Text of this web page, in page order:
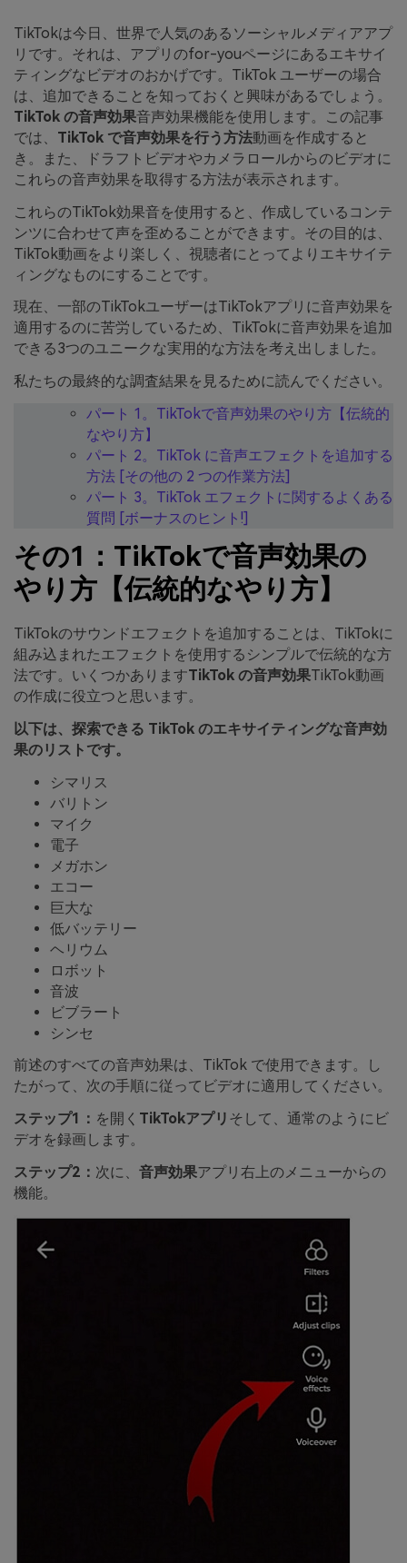
TikTokは今日、世界で人気のあるソーシャルメディアアプ
リです。それは、アプリのfor-youページにあるエキサイ
ティングなビデオのおかげです。TikTok ユーザーの場合
は、追加できることを知っておくと興味があるでしょう。
TikTok の音声効果音声効果機能を使用します。この記事
では、 TikTok で音声効果を行う方法動画を作成すると
き。また、ドラフトビデオやカメラロールからのビデオに
これらの音声効果を取得する方法が表示されます。
これらのTikTok効果音を使用すると、作成しているコンテ
ンツに合わせて声を歪めることができます。その目的は、
TikTok動画をより楽しく、視聴者にとってよりエキサイテ
ィングなものにすることです。
現在、一部のTikTokユーザーはTikTokアプリに音声効果を
適用するのに苦労しているため、TikTokに音声効果を追加
できる3つのユニークな実用的な方法を考え出しました。
私たちの最終的な調査結果を見るために読んでください。
パート 1。TikTokで音声効果のやり方【伝統的
なやり方】
パート 2。TikTok に音声エフェクトを追加する
方法 [その他の 2 つの作業方法]
パート 3。TikTok エフェクトに関するよくある
質問 [ボーナスのヒント!]
その1：TikTokで音声効果の
やり方【伝統的なやり方】
TikTokのサウンドエフェクトを追加することは、TikTokに
組み込まれたエフェクトを使用するシンプルで伝統的な方
法です。いくつかありますTikTok の音声効果TikTok動画
の作成に役立つと思います。
以下は、探索できる TikTok のエキサイティングな音声効
果のリストです。
シマリス
バリトン
マイク
電子
メガホン
エコー
巨大な
低バッテリー
ヘリウム
ロボット
音波
ビブラート
シンセ
前述のすべての音声効果は、TikTok で使用できます。し
たがって、次の手順に従ってビデオに適用してください。
ステップ1： を開く TikTokアプリ そして、通常のようにビ
デオを録画します。
ステップ2： 次に、 音声効果アプリ右上のメニューからの
機能。